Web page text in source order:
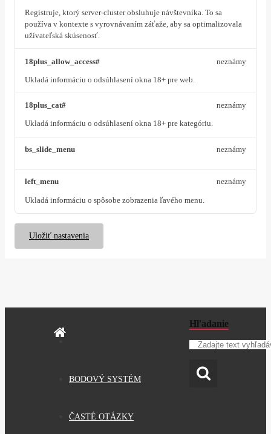
Registruje, ktorý server-cluster obsluhuje návštevníka. To sa
používa v kontexte s vyrovnávaním záťaže, aby sa optimalizovala
užívateľská skúsenosť.
18plus_allow_access#
Ukladá informáciu o odsúhlasení okna 18+ pre web.
neznámy
18plus_cat#
Ukladá informáciu o odsúhlasení okna 18+ pre kategóriu.
neznámy
bs_slide_menu neznámy
left_menu
Ukladá informáciu o spôsobe zobrazenia ľavého menu.
neznámy
Uložiť nastavenia
BODOVÝ SYSTÉM
ČASTÉ OTÁZKY
Hľadanie